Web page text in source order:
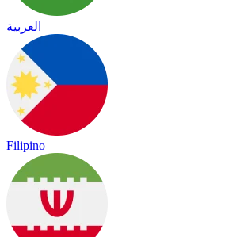
العربية
Filipino